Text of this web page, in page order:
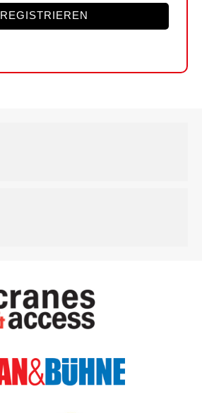
REGISTRIEREN